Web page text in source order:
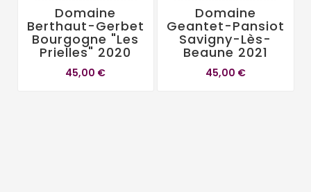
Domaine
Berthaut-Gerbet
Bourgogne "Les
Prielles" 2020
45,00 €
Domaine
Geantet-Pansiot
Savigny-Lès-
Beaune 2021
45,00 €